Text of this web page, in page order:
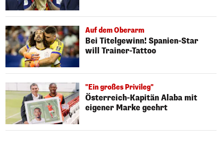
Auf dem Oberarm
Bei Titelgewinn! Spanien-Star
will Trainer-Tattoo
"Ein großes Privileg"
Österreich-Kapitän Alaba mit
eigener Marke geehrt